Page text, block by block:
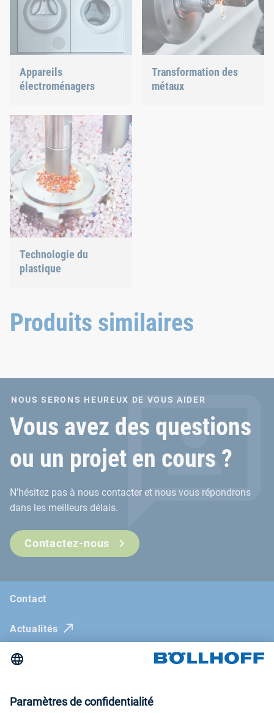
Appareils
électroménagers
nous garantissons des
assemblages parfaitement
adaptés.
Transformation des
métaux
Technologie du
plastique
innovants pour vous offrir
une solution idéale.
Produits similaires
NOUS SERONS HEUREUX DE VOUS AIDER
Vous avez des questions
ou un projet en cours ?
N’hésitez pas à nous contacter et nous vous répondrons
dans les meilleurs délais.
Contactez-nous
Contact
Actualités
Salons et séminaires